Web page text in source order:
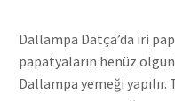
Dallampa Datça’da iri
papatyaların henüz
Dallampa yemeği